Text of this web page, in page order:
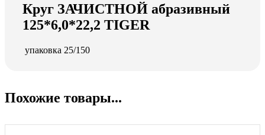
Круг ЗАЧИСТНОЙ абразивный
125*6,0*22,2 TIGER
упаковка 25/150
Похожие товары...